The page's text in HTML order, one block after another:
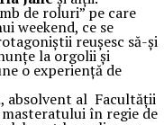
de roluri” pe care
weekend, ce se
reușesc să-și
la orgolii și
o experiență de
, absolvent al Facultății
masteratului în regie de